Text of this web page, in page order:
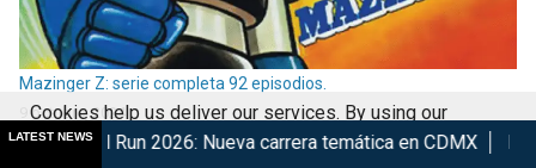
Mazinger Z: serie completa 92 episodios.
9 octubre, 2024
Redaccion Robotto
LATEST NEWSNueva carrera temática en CDMX Retorna The
Cookies help us deliver our services. By using our
services, you agree to our use of cookies.
Got it